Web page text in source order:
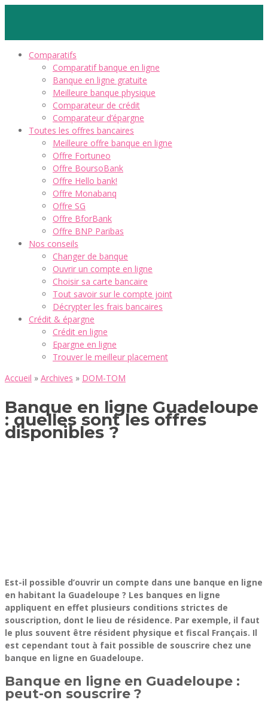
Comparatifs
Comparatif banque en ligne
Banque en ligne gratuite
Meilleure banque physique
Comparateur de crédit
Comparateur d’épargne
Toutes les offres bancaires
Meilleure offre banque en ligne
Offre Fortuneo
Offre BoursoBank
Offre Hello bank!
Offre Monabanq
Offre SG
Offre BforBank
Offre BNP Paribas
Nos conseils
Changer de banque
Ouvrir un compte en ligne
Choisir sa carte bancaire
Tout savoir sur le compte joint
Décrypter les frais bancaires
Crédit & épargne
Crédit en ligne
Epargne en ligne
Trouver le meilleur placement
Accueil » Archives » DOM-TOM
Banque en ligne Guadeloupe
: quelles sont les offres
disponibles ?
Est-il possible d’ouvrir un compte dans une banque en ligne
en habitant la Guadeloupe ? Les banques en ligne
appliquent en effet plusieurs conditions strictes de
souscription, dont le lieu de résidence. Par exemple, il faut
le plus souvent être résident physique et fiscal Français. Il
est cependant tout à fait possible de souscrire chez une
banque en ligne en Guadeloupe.
Banque en ligne en Guadeloupe :
peut-on souscrire ?